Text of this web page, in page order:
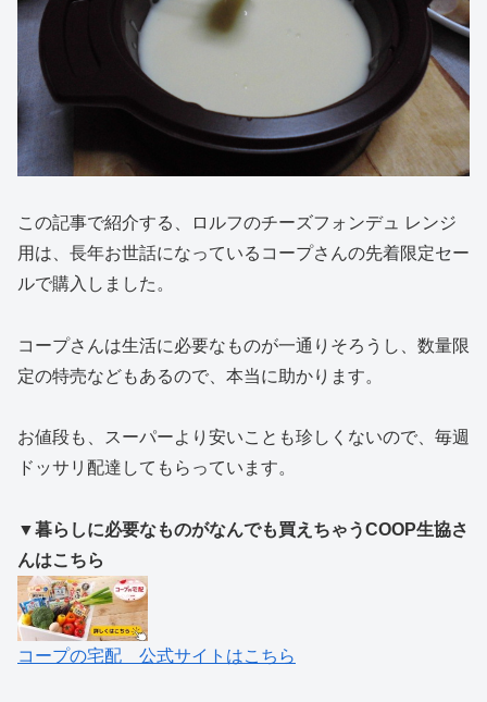
この記事で紹介する、ロルフのチーズフォンデュ レンジ
用は、長年お世話になっているコープさんの先着限定セー
ルで購入しました。
コープさんは生活に必要なものが一通りそろうし、数量限
定の特売などもあるので、本当に助かります。
お値段も、スーパーより安いことも珍しくないので、毎週
ドッサリ配達してもらっています。
▼暮らしに必要なものがなんでも買えちゃうCOOP生協さ
んはこちら
コープの宅配 公式サイトはこちら